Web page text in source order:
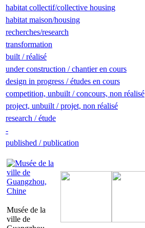
habitat collectif/collective housing
habitat maison/housing
recherches/research
transformation
built / réalisé
under construction / chantier en cours
design in progress / études en cours
competition, unbuilt / concours, non réalisé
project, unbuilt / projet, non réalisé
research / étude
-
published / publication
Musée de la
ville de